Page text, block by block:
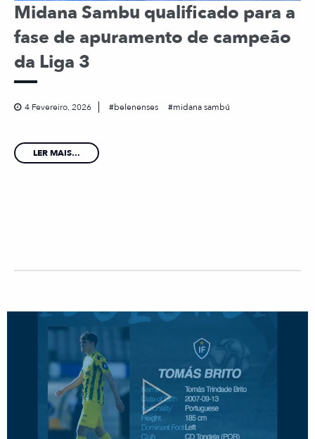
Midana Sambu qualificado para a
fase de apuramento de campeão
da Liga 3
4 Fevereiro, 2026 belenenses midana sambú
LER MAIS...